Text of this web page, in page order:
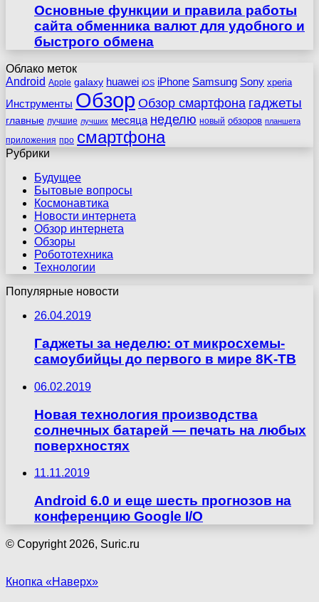
Основные функции и правила работы
сайта обменника валют для удобного и
быстрого обмена
Облако меток
Android Apple galaxy huawei iOS iPhone Samsung Sony xperia
Инструменты Обзор Обзор смартфона гаджеты
главные лучшие лучших месяца неделю новый обзоров планшета
приложения про смартфона
Рубрики
Будущее
Бытовые вопросы
Космонавтика
Новости интернета
Обзор интернета
Обзоры
Робототехника
Технологии
Популярные новости
26.04.2019
Гаджеты за неделю: от микросхемы-
самоубийцы до первого в мире 8K-ТВ
06.02.2019
Новая технология производства
солнечных батарей — печать на любых
поверхностях
11.11.2019
Android 6.0 и еще шесть прогнозов на
конференцию Google I/O
© Copyright 2026, Suric.ru
Кнопка «Наверх»